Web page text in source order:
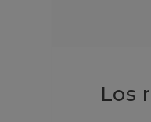
Los